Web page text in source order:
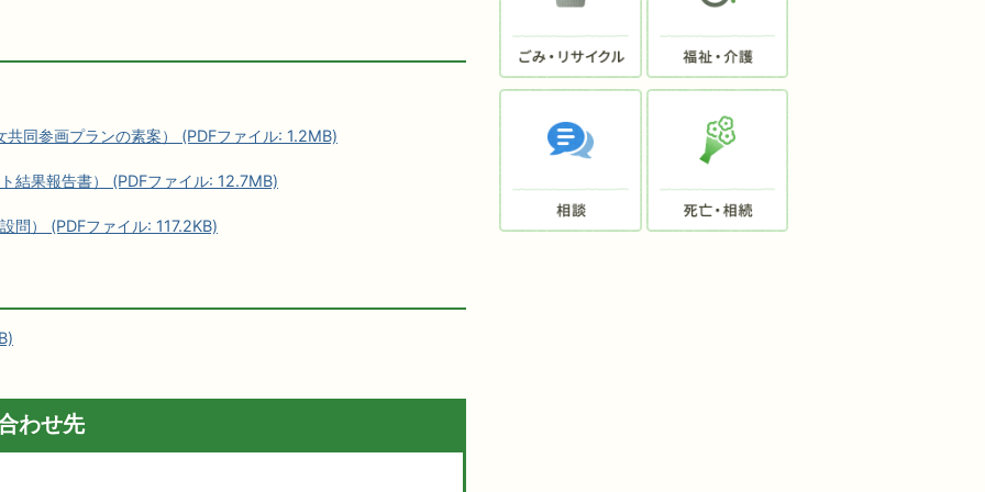
同参画プランの素案） (PDFファイル: 1.2MB)
結果報告書） (PDFファイル: 12.7MB)
問） (PDFファイル: 117.2KB)
わせ先